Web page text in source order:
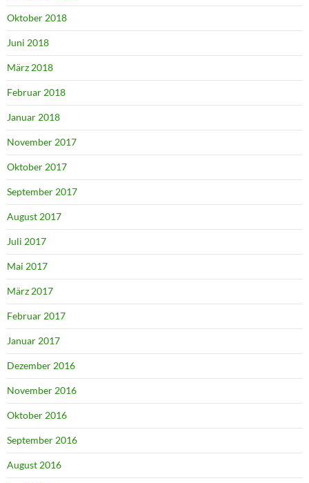
Oktober 2018
Juni 2018
März 2018
Februar 2018
Januar 2018
November 2017
Oktober 2017
September 2017
August 2017
Juli 2017
Mai 2017
März 2017
Februar 2017
Januar 2017
Dezember 2016
November 2016
Oktober 2016
September 2016
August 2016